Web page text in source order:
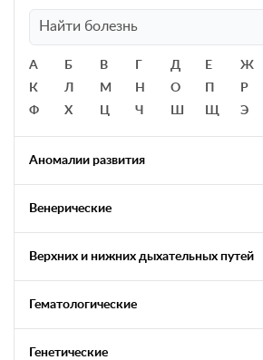
А Б В Г Д Е Ж
К
Л М Н О П Р
Ф
Х Ч Э
Аномалии развития
Венерические
Верхних и нижних дыхательных путей
Гематологические
Генетические